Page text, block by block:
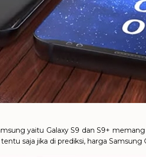
yaitu Galaxy S9 dan S9+
saja jika di prediksi, harga Samsung